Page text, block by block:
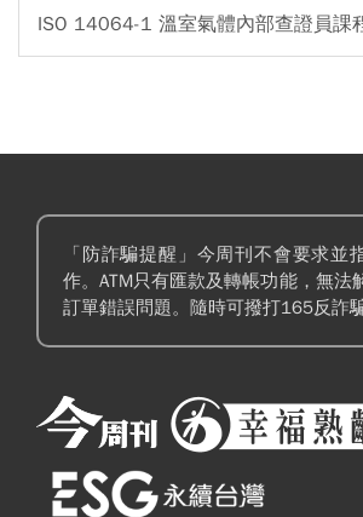
ISO 14064-1 溫室氣體內部查證員課
「防詐騙提醒」今周刊不會要求並
作。ATM只有匯款及轉帳功能，無法
訂單錯誤問題。隨時可撥打165反詐